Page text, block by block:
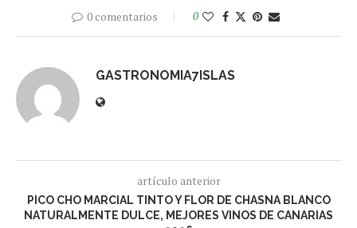
0 comentarios 0
GASTRONOMIA7ISLAS
artículo anterior
PICO CHO MARCIAL TINTO Y FLOR DE CHASNA BLANCO
NATURALMENTE DULCE, MEJORES VINOS DE CANARIAS